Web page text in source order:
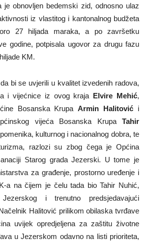
je obnovljen bedemski zid, odnosno ulaz
iz vlastitog i kantonalnog budžeta
27 hiljada maraka, a po završetku
godine, potpisala ugovor za drugu fazu
KM.
bi se uvjerili u kvalitet izvedenih radova,
i vijećnice iz ovog kraja Elvire Mehić,
Bosanska KrupaArmin Halitović i
vijeća Bosanska Krupa Tahir
kulturnog i nacionalnog dobra, te
razlozi su zbog čega je Općina
Starog grada Jezerski. U tome je
za građenje, prostorno uređenje i
a na čijem je čelu tada bio Tahir Nuhić,
i trenutno predsjedavajući
Halitović prilikom obilaska tvrđave
uvijek opredjeljena za zaštitu životne
u Jezerskom odavno na listi prioriteta,